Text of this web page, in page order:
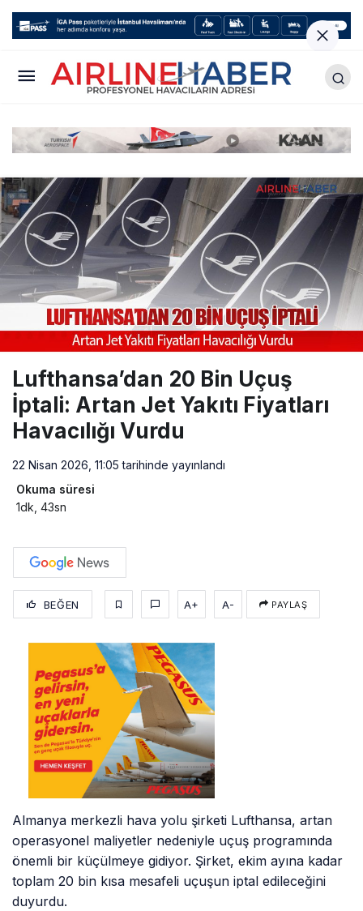
Lufthansa’dan 20 Bin Uçuş
İptali: Artan Jet Yakıtı Fiyatları
Havacılığı Vurdu
22 Nisan 2026, 11:05 tarihinde yayınlandı
Okuma süresi
1dk, 43sn
BEĞEN A+ A- PAYLAŞ
Almanya merkezli hava yolu şirketi Lufthansa, artan
operasyonel maliyetler nedeniyle uçuş programında
önemli bir küçülmeye gidiyor. Şirket, ekim ayına kadar
toplam 20 bin kısa mesafeli uçuşun iptal edileceğini
duyurdu.